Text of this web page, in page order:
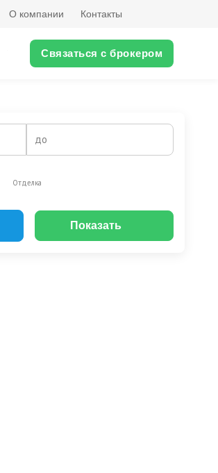
О компании Контакты
Связаться с брокером
до
Отделка
Показать